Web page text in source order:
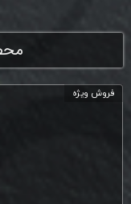
فروش ویژه